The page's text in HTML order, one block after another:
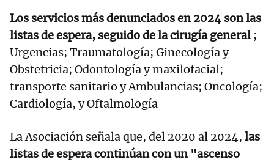
Los servicios más denunciados en 2024 son las
listas de espera, seguido de la cirugía general ;
Urgencias; Traumatología; Ginecología y
Obstetricia; Odontología y maxilofacial;
transporte sanitario y Ambulancias; Oncología;
Cardiología, y Oftalmología
La Asociación señala que, del 2020 al 2024, las
listas de espera continúan con un "ascenso